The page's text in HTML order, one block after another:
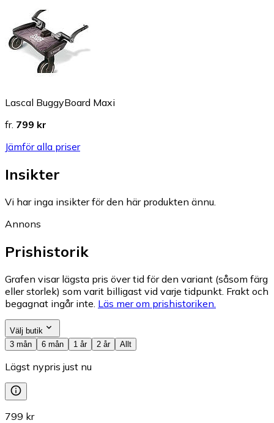
Lascal BuggyBoard Maxi
fr. 799 kr
Jämför alla priser
Insikter
Vi har inga insikter för den här produkten ännu.
Annons
Prishistorik
Grafen visar lägsta pris över tid för den variant (såsom färg
eller storlek) som varit billigast vid varje tidpunkt. Frakt och
begagnat ingår inte. Läs mer om prishistoriken.
Välj butik
3 mån
6 mån 1 år 2 år Allt
Lägst nypris just nu
799 kr